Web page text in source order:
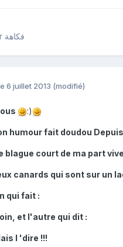
Humour فكاهة
6 juillet 2013 (modifié)
:)
humour fait doudou
blague court de ma part
canards qui sont sur un
qui fait :
et l'autre qui dit :
l 'dire !!!